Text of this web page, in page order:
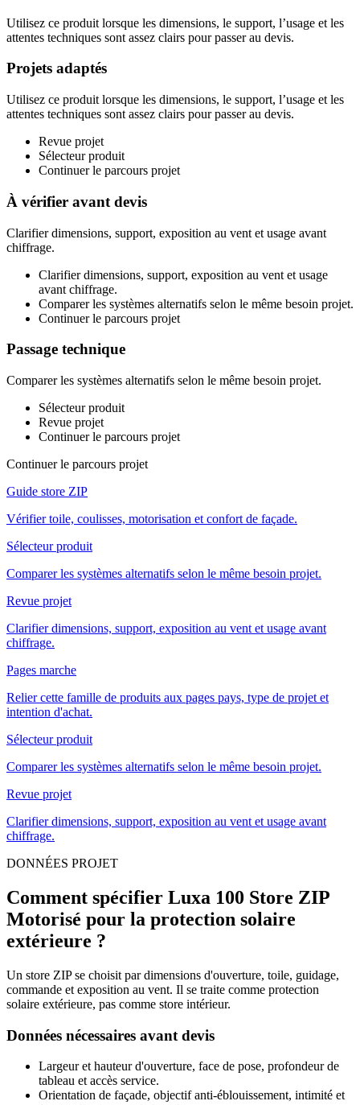
Utilisez ce produit lorsque les dimensions, le support, l’usage et les
attentes techniques sont assez clairs pour passer au devis.
Projets adaptés
Utilisez ce produit lorsque les dimensions, le support, l’usage et les
attentes techniques sont assez clairs pour passer au devis.
Revue projet
Sélecteur produit
Continuer le parcours projet
À vérifier avant devis
Clarifier dimensions, support, exposition au vent et usage avant
chiffrage.
Clarifier dimensions, support, exposition au vent et usage
avant chiffrage.
Comparer les systèmes alternatifs selon le même besoin projet.
Continuer le parcours projet
Passage technique
Comparer les systèmes alternatifs selon le même besoin projet.
Sélecteur produit
Revue projet
Continuer le parcours projet
Continuer le parcours projet
Guide store ZIP
Vérifier toile, coulisses, motorisation et confort de façade.
Sélecteur produit
Comparer les systèmes alternatifs selon le même besoin projet.
Revue projet
Clarifier dimensions, support, exposition au vent et usage avant
chiffrage.
Pages marche
Relier cette famille de produits aux pages pays, type de projet et
intention d'achat.
Sélecteur produit
Comparer les systèmes alternatifs selon le même besoin projet.
Revue projet
Clarifier dimensions, support, exposition au vent et usage avant
chiffrage.
DONNÉES PROJET
Comment spécifier Luxa 100 Store ZIP
Motorisé pour la protection solaire
extérieure ?
Un store ZIP se choisit par dimensions d'ouverture, toile, guidage,
commande et exposition au vent. Il se traite comme protection
solaire extérieure, pas comme store intérieur.
Données nécessaires avant devis
Largeur et hauteur d'ouverture, face de pose, profondeur de
tableau et accès service.
Orientation de façade, objectif anti-éblouissement, intimité et